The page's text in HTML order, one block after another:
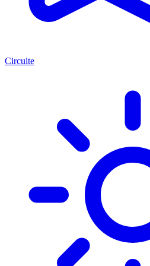
Circuite